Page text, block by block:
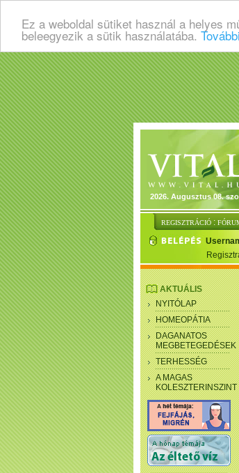
Ez a weboldal sütiket használ a helyes
beleegyezik a sütik használatába.
2026. Augusztus 08.
REGISZTRÁCIÓ :
AKTUÁLIS
NYITÓLAP
HOMEOPÁTIA
DAGANATOS
MEGBETEGEDÉSEK
TERHESSÉG
A MAGAS
KOLESZTERINSZINT